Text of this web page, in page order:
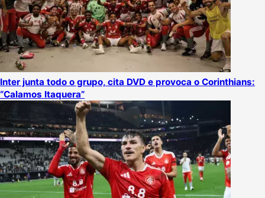
Inter junta todo o grupo, cita DVD e provoca o Corinthians:
“Calamos Itaquera”